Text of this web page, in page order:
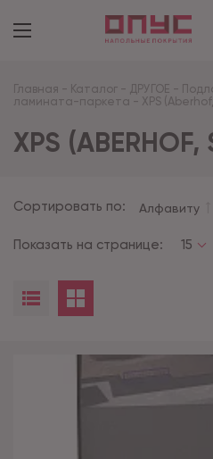
Главная - Каталог - ДРУГОЕ -
ламината-паркета - XPS
XPS
Сортировать по: Алфавиту
Показать на странице: 15